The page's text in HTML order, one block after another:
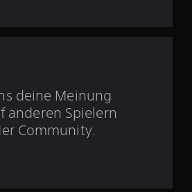
e
deine Meinung
anderen Spielern
Community.